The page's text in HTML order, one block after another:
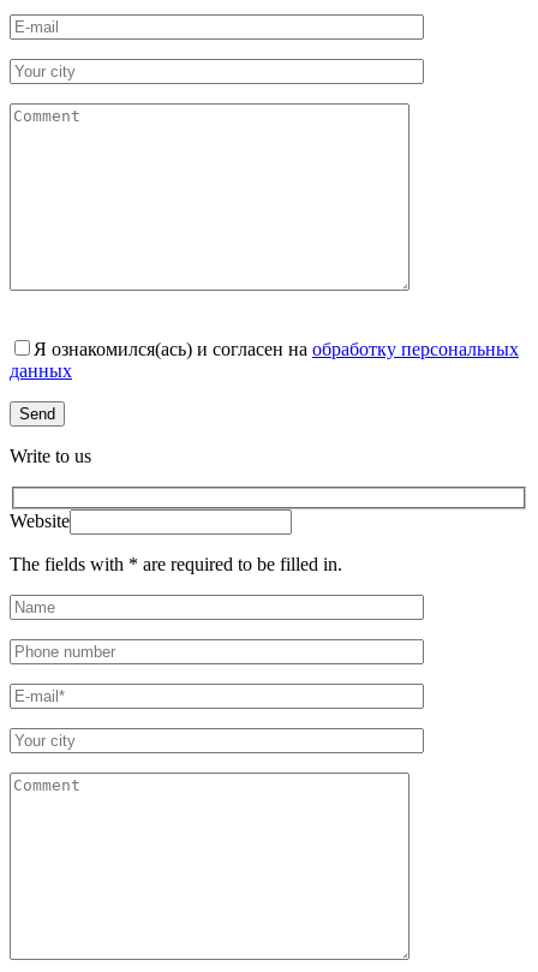
Я ознакомился(ась) и согласен на обработку персональных
данных
Write to us
Website
The fields with * are required to be filled in.